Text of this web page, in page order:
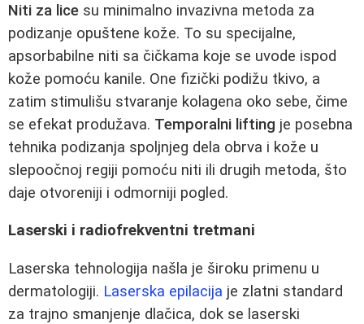
Niti za lice su minimalno invazivna metoda za
podizanje opuštene kože. To su specijalne,
apsorbabilne niti sa čičkama koje se uvode ispod
kože pomoću kanile. One fizički podižu tkivo, a
zatim stimulišu stvaranje kolagena oko sebe, čime
se efekat produžava. Temporalni lifting je posebna
tehnika podizanja spoljnjeg dela obrva i kože u
slepoočnoj regiji pomoću niti ili drugih metoda, što
daje otvoreniji i odmorniji pogled.
Laserski i radiofrekventni tretmani
Laserska tehnologija našla je široku primenu u
dermatologiji. Laserska epilacija je zlatni standard
za trajno smanjenje dlačica, dok se laserski